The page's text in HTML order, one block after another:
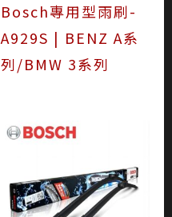
Bosch專用型雨刷-
A929S | BENZ A系
列/BMW 3系列